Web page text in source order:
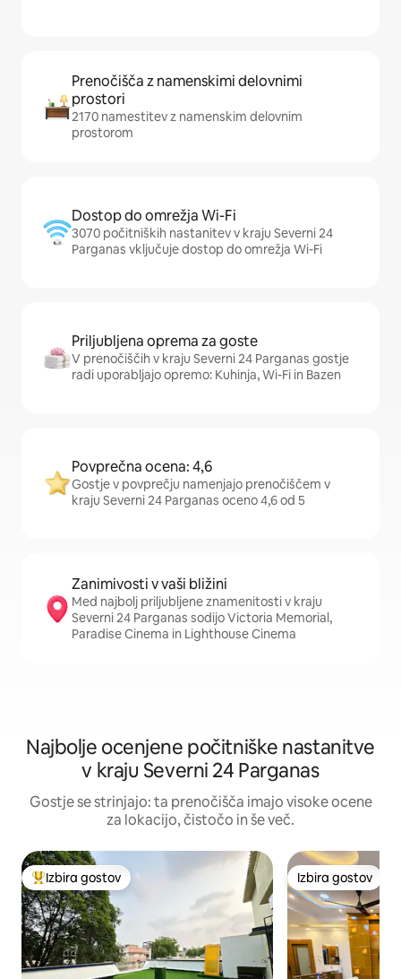
Prenočišča z namenskimi delovnimi
prostori
2170 namestitev z namenskim delovnim
prostorom
Dostop do omrežja Wi-Fi
3070 počitniških nastanitev v kraju Severni 24
Parganas vključuje dostop do omrežja Wi-Fi
Priljubljena oprema za goste
V prenočiščih v kraju Severni 24 Parganas gostje
radi uporabljajo opremo: Kuhinja, Wi-Fi in Bazen
Povprečna ocena: 4,6
Gostje v povprečju namenjajo prenočiščem v
kraju Severni 24 Parganas oceno 4,6 od 5
Zanimivosti v vaši bližini
Med najbolj priljubljene znamenitosti v kraju
Severni 24 Parganas sodijo Victoria Memorial,
Paradise Cinema in Lighthouse Cinema
Najbolje ocenjene počitniške nastanitve
v kraju Severni 24 Parganas
Gostje se strinjajo: ta prenočišča imajo visoke ocene
za lokacijo, čistočo in še več.
Najbolj priljubljena prenočišča z značko »Izbira gostov«
Izbira gostov Izbira gostov
Izbira gostov